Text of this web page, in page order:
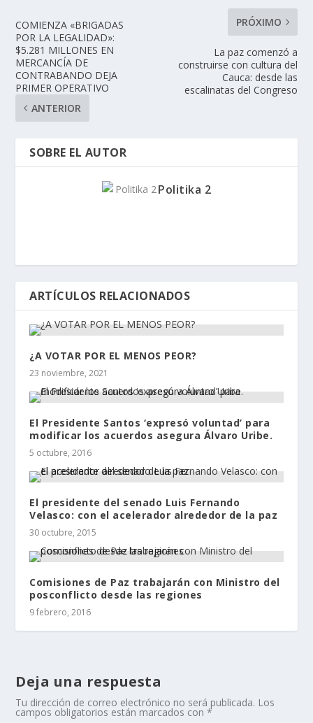
COMIENZA «BRIGADAS
POR LA LEGALIDAD»:
$5.281 MILLONES EN
MERCANCÍA DE
CONTRABANDO DEJA
PRIMER OPERATIVO
ANTERIOR
PRÓXIMO
La paz comenzó a
construirse con cultura del
Cauca: desde las
escalinatas del Congreso
SOBRE EL AUTOR
Politika 2
ARTÍCULOS RELACIONADOS
¿A VOTAR POR EL MENOS PEOR?
23 noviembre, 2021
El Presidente Santos ‘expresó voluntad’ para
modificar los acuerdos asegura Álvaro Uribe.
5 octubre, 2016
El presidente del senado Luis Fernando
Velasco: con el acelerador alrededor de la paz
30 octubre, 2015
Comisiones de Paz trabajarán con Ministro del
posconflicto desde las regiones
9 febrero, 2016
Deja una respuesta
Tu dirección de correo electrónico no será publicada. Los
campos obligatorios están marcados con*